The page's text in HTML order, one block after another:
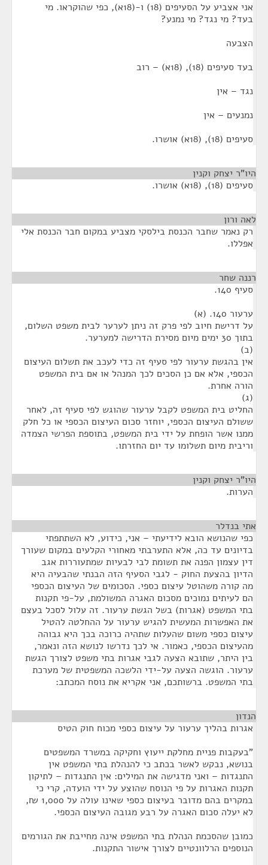
אני אצביע על הסעיפים (18) ו-(18א), כפי שהוקראו. מי
בעד? מי נגד? מי נמנע?
הצבעה
בעד סעיפים (18), (18א) – רוב
נגד – אין
נמנעים – אין
סעיפים (18), (18א) אושרו.
היו"ר יצחק וקנין
סעיפים (18), (18א) אושרו.
לאה ורון
רק נאמר שחבר הכנסת בילסקי מצביע במקום חבר הכנסת אלי
אפללו.
רננה שחר
סעיף 140.
ערעור 140. (א)
על דרישת חיוב לפי פרק זה ניתן לערער לבית משפט השלום,
בתוך 30 ימים מיום מסירת הדרישה למערער.
(ב)
אין בהגשת ערעור לפי סעיף זה כדי לעכב את תשלום העיצום
הכספי, אלא אם כן הסכים לכך המנהל או אם בית המשפט
הורה אחרת.
(ג)
החליט בית המשפט לקבל ערעור שהוגש לפי סעיף זה, לאחר
ששולם העיצום הכספי, יוחזר סכום העיצום הכספי או כל חלק
ממנו אשר הופחת על ידי בית המשפט, בתוספת הפרשי הצמדה
וריבית מיום תשלומו עד יום החזרתו.
היו"ר יצחק וקנין
הערות.
אתי בנדלר
כפי שהנושא הובא לידיעתי – אני, כידוע, לא השתתפתי
בדיונים עד כה, אלא התערבתי מאחורי הקלעים במקום שעורך
דין עצמון הפנה את תשומת לבי לבעיות שמתעוררות אגב
הדיון בהצעת החוק - לגבי הסעיף הזה הבנתי שהבעיה היא
מה קורה משהוטל עיצום כספי. הסכומים של העיצום הכספי
הם לעיתים נמוכים מסכום האגרה המשולמת, על-פי תקנות
בתי המשפט (אגרות) בשל הגשת ערעור. זה עלול לסכל בעצם
את האפשרות המעשית להגיש ערעור על ההחלטה להטיל
עיצום כספי משום שהעלות שתהיה כרוכה בכך היא גבוהה
מהעיצום הכספי, כאמור. אי לכך נדרשו לנושא הזה ונאמר,
בין היתר, שתובא הצעה לגבי אגרות בתי משפט לצורך הגשת
ערעור. הוגשה הצעה על-ידי הלשכה המשפטית של מערכת
בתי המשפט. ברשותכם, אני אקריא את נוסח המכתב:
הנדון
אגרות בהליך ערעור על עיצום כספי מכוח חוק הטיס
"בעקבות פניית מחלקת ייעוץ וחקיקה במשרד המשפטים
בנושא, נבקש לאשר בכתב כי להנהלת בתי המשפט אין
התנגדות – ואני מדגישה את המילים: אין התנגדות – לתיקון
תקנות האגרות על פי הנוסח שהוצע על ידי הועדה, קרי כי
במקרים בהם מדובר בעיצום כספי שאינו עולה על 1,000 ₪,
לא יעלה סכום האגרה על רבע מגובה העיצום הכספי.
כמובן שהסכמת הנהלת בתי המשפט אינה מחייבת את הגורמים
הנוספים הרלוונטיים לצורך אישור התקנות.